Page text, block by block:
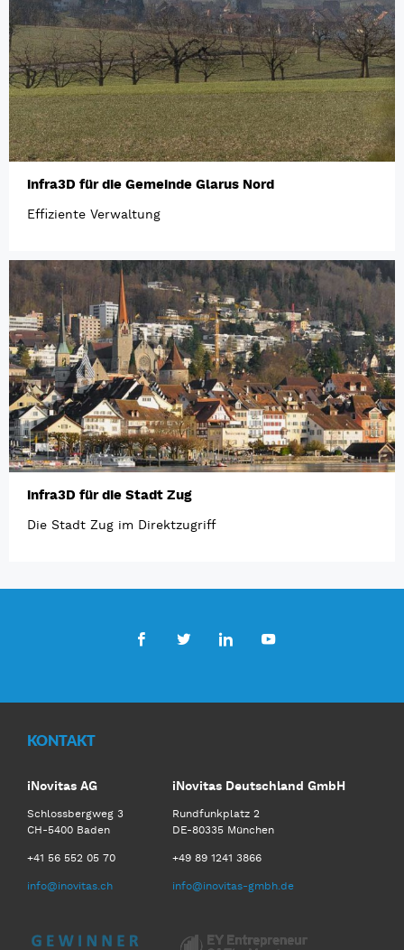
infra3D für die Gemeinde Glarus Nord
Effiziente Verwaltung
infra3D für die Stadt Zug
Die Stadt Zug im Direktzugriff
KONTAKT
iNovitas AG
Schlossbergweg 3
CH-5400 Baden
+41 56 552 05 70
info@inovitas.ch
iNovitas Deutschland GmbH
Rundfunkplatz 2
DE-80335 München
+49 89 1241 3866
info@inovitas-gmbh.de